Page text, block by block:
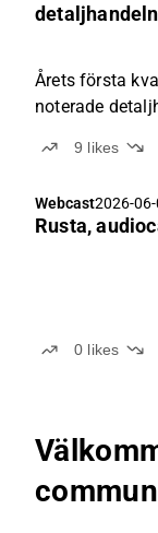
detaljhandeln
Årets första
noterade
bortprioriterat
tagit tydlig
9 likes
Webcast2026-
Rusta,
0 likes